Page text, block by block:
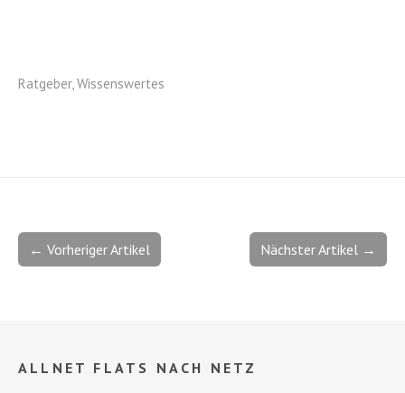
Ratgeber,Wissenswertes
Nächster Artikel →
← Vorheriger Artikel
ALLNET FLATS NACH NETZ